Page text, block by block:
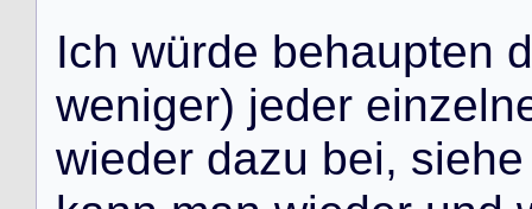
Ich würde behaupten d
weniger) jeder einzeln
wieder dazu bei, siehe